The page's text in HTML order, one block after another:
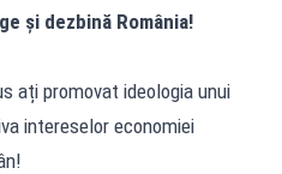
și dezbină România!
ați promovat ideologia unui
intereselor economiei